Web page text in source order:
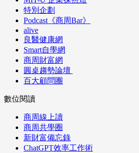
特別企劃
Podcast《商周Bar》
alive
良醫健康網
Smart自學網
商周財富網
圓桌趨勢論壇
百大顧問團
數位閱讀
商周線上讀
商周共學圈
新財富備忘錄
ChatGPT效率工作術